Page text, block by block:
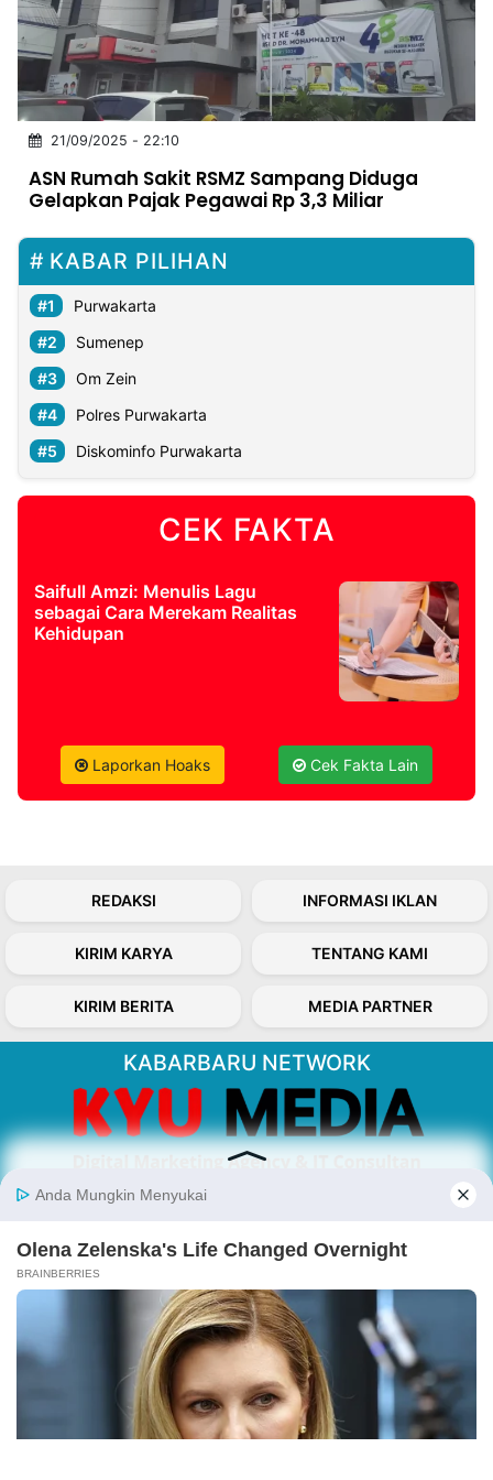
INDONESIA
Partner
NTB
Time
IDN
Jogja
Rakyat
News
Notice
Baru
Follow
Kabarbaru
2026
21/09/2025 - 22:10
ASN Rumah Sakit RSMZ Sampang Diduga
Gelapkan Pajak Pegawai Rp 3,3 Miliar
KABAR PILIHAN
Purwakarta
Sumenep
Om Zein
Polres Purwakarta
Diskominfo Purwakarta
CEK FAKTA
Saifull Amzi: Menulis Lagu
sebagai Cara Merekam Realitas
Kehidupan
Laporkan Hoaks Cek Fakta Lain
REDAKSI INFORMASI IKLAN
KIRIM KARYA TENTANG KAMI
KIRIM BERITA MEDIA PARTNER
KABARBARU NETWORK
About Our Kabarbaru.co
inspiratif dari sudut pandang berbaik sangka
Follow Kabarbaru